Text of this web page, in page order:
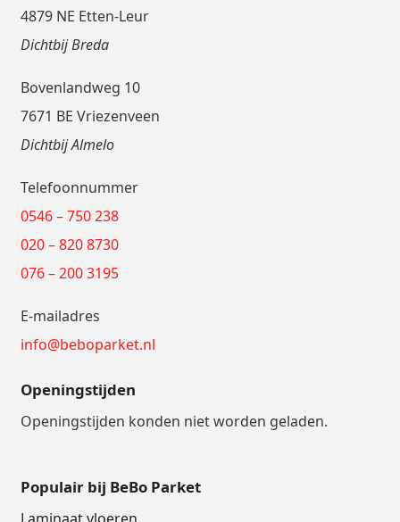
4879 NE Etten-Leur
Dichtbij Breda
Bovenlandweg 10
7671 BE Vriezenveen
Dichtbij Almelo
Telefoonnummer
0546 – 750 238
020 – 820 8730
076 – 200 3195
E-mailadres
info@beboparket.nl
Openingstijden
Openingstijden konden niet worden geladen.
Populair bij BeBo Parket